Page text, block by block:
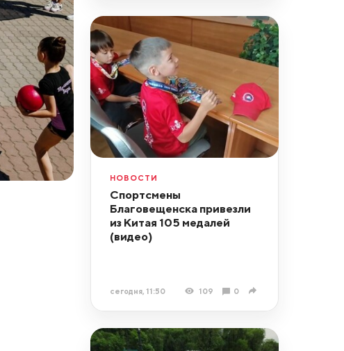
НОВОСТИ
Спортсмены
Благовещенска привезли
из Китая 105 медалей
(видео)
сегодня, 11:50 109 0